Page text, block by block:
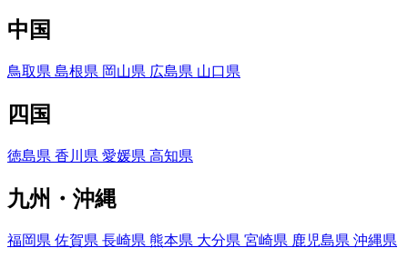
中国
鳥取県 島根県 岡山県 広島県 山口県
四国
徳島県 香川県 愛媛県 高知県
九州・沖縄
福岡県 佐賀県 長崎県 熊本県 大分県 宮崎県 鹿児島県 沖縄県